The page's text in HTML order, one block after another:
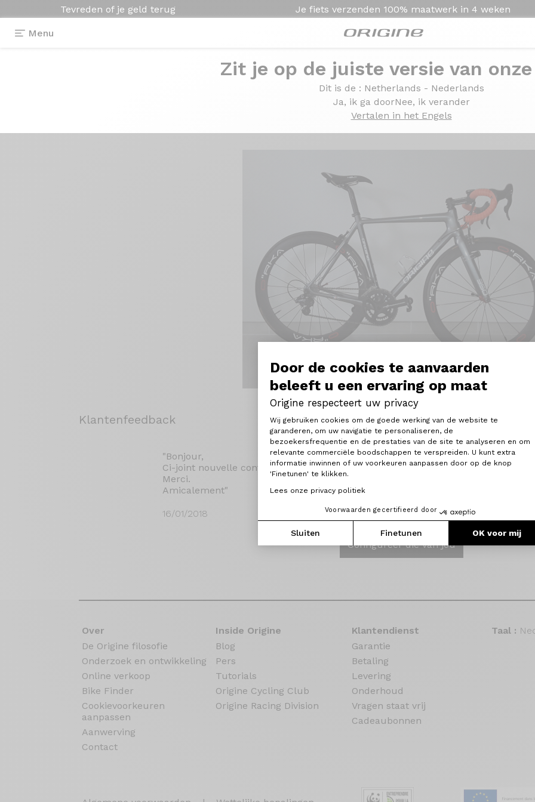
Door de cookies te aanvaarden
beleeft u een ervaring op maat
Origine respecteert uw privacy
Toestemmingsbeheerplatform:
Wij gebruiken cookies om de goede werking van de website te
garanderen, om uw navigatie te personaliseren, de
bezoekersfrequentie en de prestaties van de site te analyseren en om
relevante commerciële boodschappen te verspreiden. U kunt extra
informatie inwinnen of uw voorkeuren aanpassen door op de knop
'Finetunen' te klikken.
Lees onze privacy politiek
Voorwaarden gecertifieerd door
Sluiten Finetunen OK voor mij
Axeptio consent
Tevreden of je geld terug Je fiets verzenden 100% maatwerk in 4 weken
Menu
Zit je op de juiste versie van
Dit is de : Netherlands - Nederlands
Ja, ik ga doorNee, ik verander
Vertalen in het Engels
Axxome 350 - Campagnolo Potenza
- Campagnolo Potenza
Klantenfeedback
"Bonjour,
Ci-joint nouvelle configuration de mon Origine 350 , vraiment fan de vos vélos .
Merci.
Amicalement"
16/01/2018
Configureer die van jou
Over
De Origine filosofie
Onderzoek en ontwikkeling
Online verkoop
Bike Finder
Cookievoorkeuren
aanpassen
Aanwerving
Contact
Inside Origine
Blog
Pers
Tutorials
Origine Cycling Club
Origine Racing Division
Klantendienst
Garantie
Betaling
Levering
Onderhoud
Vragen staat vrij
Cadeaubonnen
Taal :